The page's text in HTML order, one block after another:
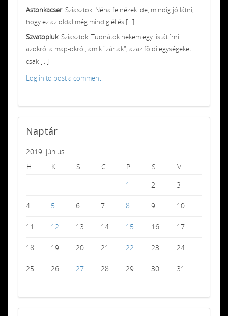
Astonkacser: Sziasztok! Néha felnézek ide, mindig jó látni,
hogy ez az oldal még mindig él és [...]
Szvatopluk: Sziasztok! Tudnátok nekem egy listát írni
azokról a map-okról, amik "zártak", azaz földi egységeket
csak [...]
Log in to post a comment.
Naptár
2019. június
H
K S C P S
V
1
2 3
4 5 6 7 8 9 10
11 12 13 14 15 16 17
18 19 20 21 22 23 24
25 26 27 28 29 30 31